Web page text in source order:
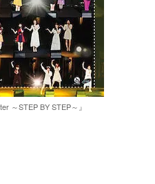
～STEP BY STEP～』